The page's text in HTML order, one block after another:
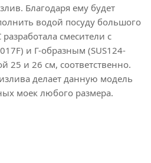
Благодаря ему будет
водой посуду большого
смесители с
и Г-образным (SUS124-
25 и 26 см, соответственно.
делает данную модель
моек любого размера.